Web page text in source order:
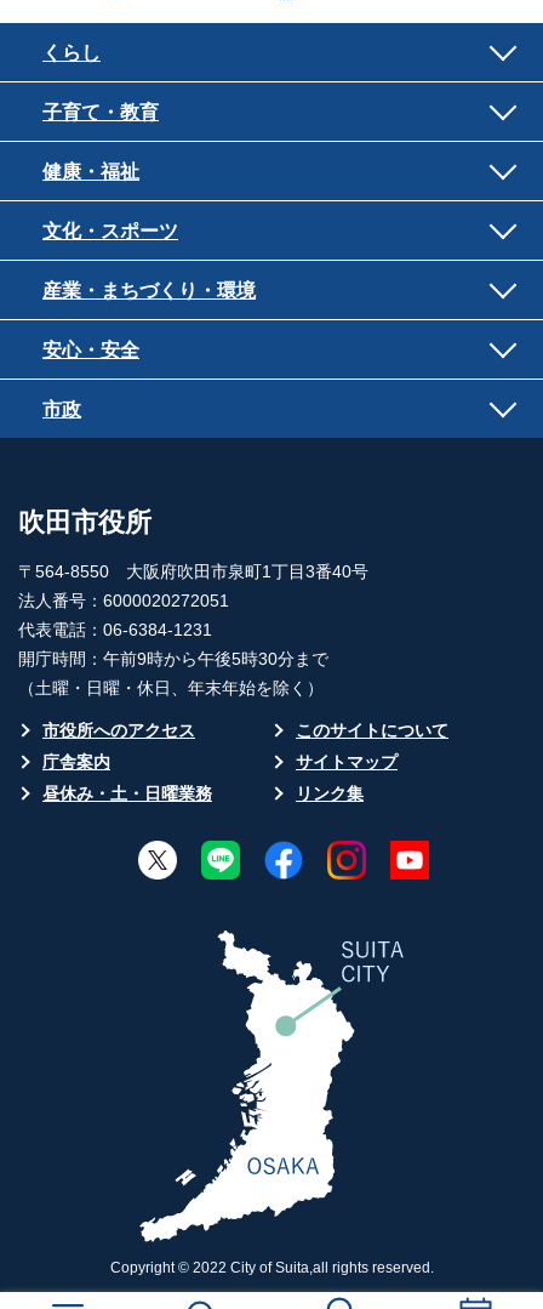
くらし
子育て・教育
健康・福祉
文化・スポーツ
産業・まちづくり・環境
安心・安全
市政
吹田市役所
〒564-8550 大阪府吹田市泉町1丁目3番40号
法人番号：6000020272051
代表電話：06-6384-1231
開庁時間：午前9時から午後5時30分まで
（土曜・日曜・休日、年末年始を除く）
市役所へのアクセス
このサイトについて
庁舎案内
サイトマップ
昼休み・土・日曜業務
リンク集
Copyright © 2022 City of Suita,all rights reserved.